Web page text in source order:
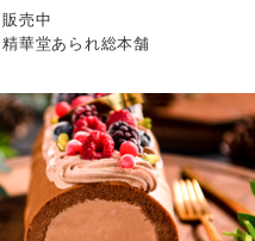
販売中
精華堂あられ総本舗